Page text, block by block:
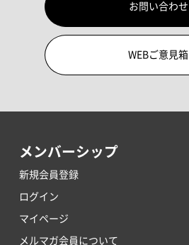
お問い合わせ
WEBご意見箱
メンバーシップ
新規会員登録
ログイン
マイページ
メルマガ会員について